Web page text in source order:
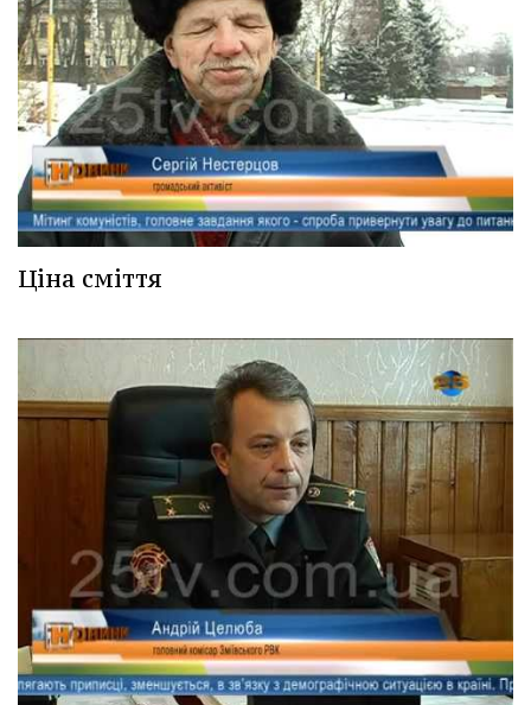
Ціна сміття